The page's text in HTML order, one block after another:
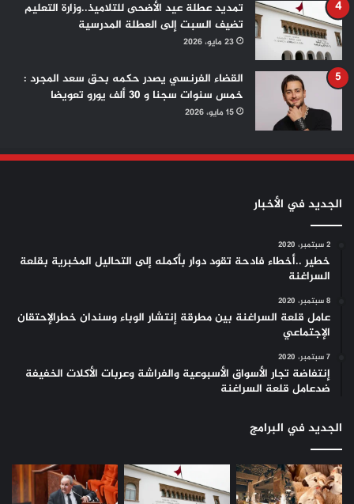
تمديد عطلة عيد الأضحى للتلاميذ..وزارة التعليم
تضيف السبت إلى العطلة المدرسية
23 مايو، 2026
القضاء الفرنسي يصدر حكمه بحق سعد المجرد :
خمس سنوات سجنا و 30 ألف يورو تعويضا
15 مايو، 2026
الجديد في الأخبار
2 سبتمبر، 2020
خطير ..أخطاء فادحة تقود دوار بأكمله إلى التحاليل المخبرية بقلعة
السراغنة
8 سبتمبر، 2020
عامل قلعة السراغنة بين مطرقة إنتشار الوباء وسندان خطرالإحتقان
الإجتماعي
7 سبتمبر، 2020
إنتفاضة تجار الأسواق الأسبوعية والفراشة وعربات الأكلات الخفيفة
ضدعامل قلعة السراغنة
الجديد في البرامج